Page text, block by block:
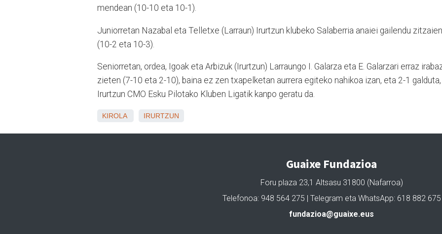
mendean (10-10 eta 10-1).
Juniorretan Nazabal eta Telletxe (Larraun) Irurtzun klubeko Salaberria anaiei gailendu zitzaien
(10-2 eta 10-3).
Seniorretan, ordea, Igoak eta Arbizuk (Irurtzun) Larraungo I. Galarza eta E. Galarzari erraz
zieten (7-10 eta 2-10), baina ez zen txapelketan aurrera egiteko nahikoa izan, eta 2-1 galduta,
Irurtzun CMO Esku Pilotako Kluben Ligatik kanpo geratu da.
KIROLA IRURTZUN
Guaixe Fundazioa
Foru plaza 23,1 Altsasu 31800 (Nafarroa)
Telefonoa: 948 564 275 | Telegram eta WhatsApp: 618 882 675
fundazioa@guaixe.eus